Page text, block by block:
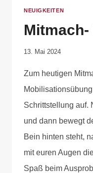
NEUIGKEITEN
Mitmach-
Von
Krause
13. Mai 2024
Zum heutigen
Schrittstellung auf.
und dann bewegt
Bein hinten steht,
mit euren Augen
Spaß beim